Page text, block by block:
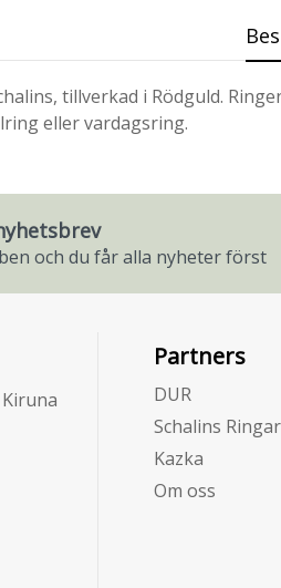
tillverkad i Rödguld.
eller vardagsring.
och du får alla nyheter först
Partners
DUR
Schalins Ringar
Kazka
Om oss